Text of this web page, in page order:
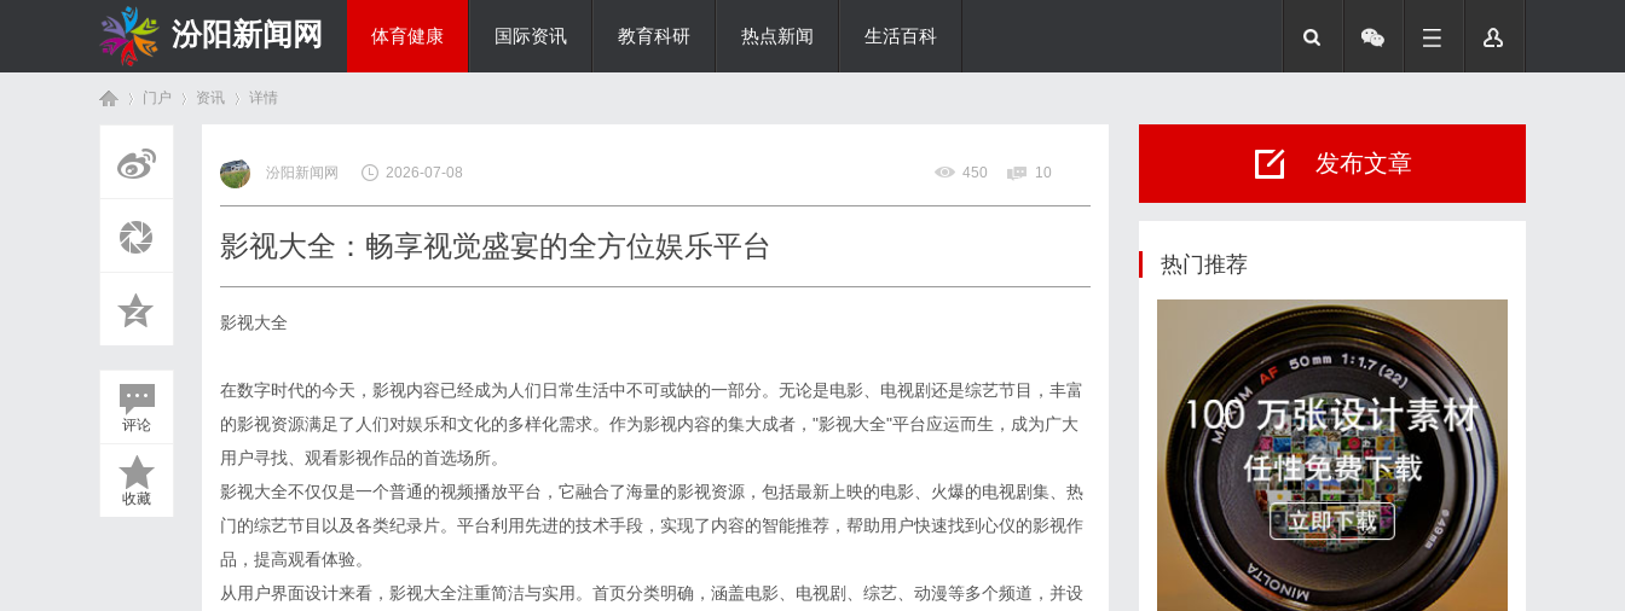
汾阳新闻网 体育健康 国际资讯 教育科研 热点新闻 生活百科
门户 资讯
›
详情
评论
收藏
汾阳新闻网 2026-07-08 450 10
影视大全：畅享视觉盛宴的全方位娱乐平台
影视大全
在数字时代的今天，影视内容已经成为人们日常生活中不可或缺的一部分。无论是电影、电视剧还是综艺节目，丰富
的影视资源满足了人们对娱乐和文化的多样化需求。作为影视内容的集大成者，"影视大全"平台应运而生，成为广大
用户寻找、观看影视作品的首选场所。
影视大全不仅仅是一个普通的视频播放平台，它融合了海量的影视资源，包括最新上映的电影、火爆的电视剧集、热
门的综艺节目以及各类纪录片。平台利用先进的技术手段，实现了内容的智能推荐，帮助用户快速找到心仪的影视作
品，提高观看体验。
从用户界面设计来看，影视大全注重简洁与实用。首页分类明确，涵盖电影、电视剧、综艺、动漫等多个频道，并设
发布文章
热门推荐